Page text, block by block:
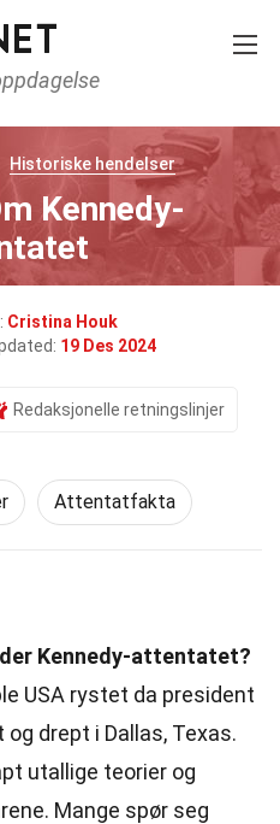
Historiske hendelser
Kennedy-
Cristina Houk
19 Des 2024
Redaksjonelle retningslinjer
Attentatfakta
Kennedy-attentatet?
USA rystet da president
drept i Dallas, Texas.
utallige teorier og
Mange spør seg